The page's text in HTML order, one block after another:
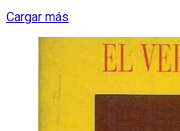
Cargar más